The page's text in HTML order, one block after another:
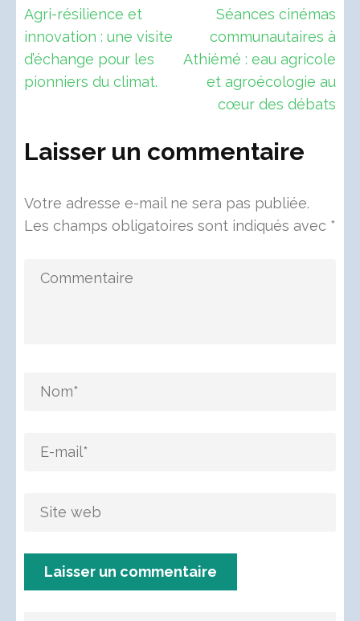
Navigation
de
l’article
Agri-résilience et
innovation : une visite
d’échange pour les
pionniers du climat.
Séances cinémas
communautaires à
Athiémé : eau agricole
et agroécologie au
cœur des débats
Laisser un commentaire
Votre adresse e-mail ne sera pas publiée.
Les champs obligatoires sont indiqués avec *